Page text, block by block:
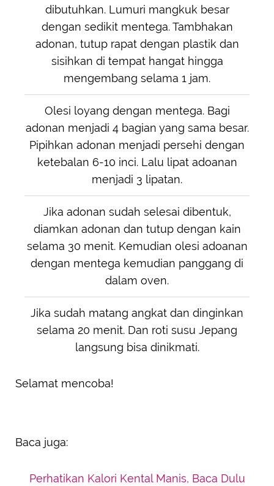
dibutuhkan. Lumuri mangkuk besar
dengan sedikit mentega. Tambhakan
adonan, tutup rapat dengan plastik dan
sisihkan di tempat hangat hingga
mengembang selama 1 jam.
Olesi loyang dengan mentega. Bagi
adonan menjadi 4 bagian yang sama besar.
Pipihkan adonan menjadi persehi dengan
ketebalan 6-10 inci. Lalu lipat adoanan
menjadi 3 lipatan.
Jika adonan sudah selesai dibentuk,
diamkan adonan dan tutup dengan kain
selama 30 menit. Kemudian olesi adoanan
dengan mentega kemudian panggang di
dalam oven.
Jika sudah matang angkat dan dinginkan
selama 20 menit. Dan roti susu Jepang
langsung bisa dinikmati.
Selamat mencoba!
Baca juga:
Perhatikan Kalori Kental Manis, Baca Dulu